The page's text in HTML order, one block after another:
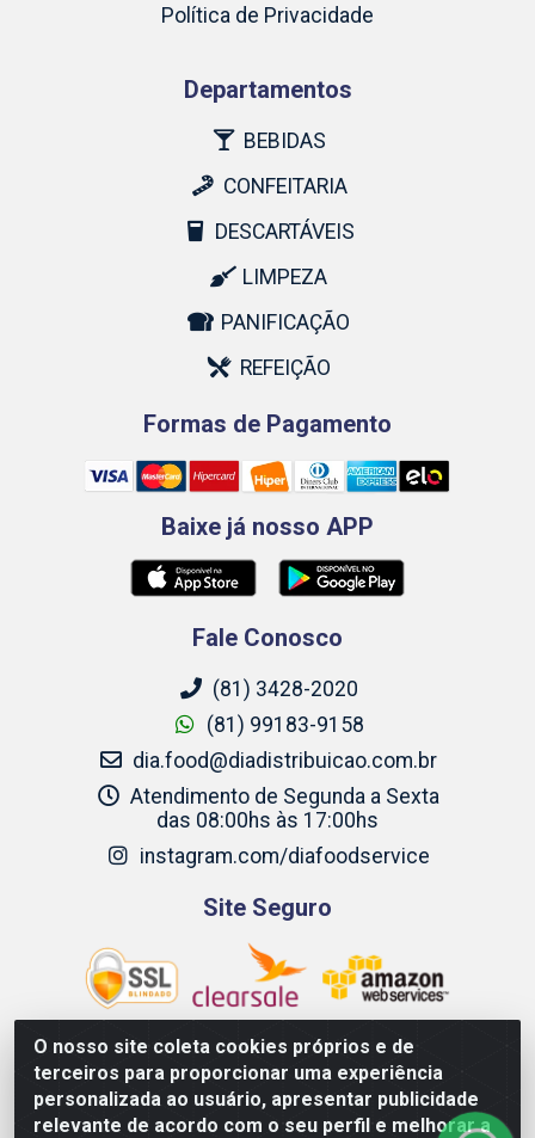
O nosso site coleta cookies próprios e de
terceiros para proporcionar uma experiência
personalizada ao usuário, apresentar publicidade
relevante de acordo com o seu perfil e melhorar a
Política de Privacidade
Departamentos
BEBIDAS
CONFEITARIA
DESCARTÁVEIS
LIMPEZA
PANIFICAÇÃO
REFEIÇÃO
Formas de Pagamento
Baixe já nosso APP
Fale Conosco
(81) 3428-2020
(81) 99183-9158
dia.food@diadistribuicao.com.br
Atendimento de Segunda a Sexta
das 08:00hs às 17:00hs
instagram.com/diafoodservice
Site Seguro
Dia Food Service - Rodovia BR 232 KM 22,5 - Moreno/PE - CEP
54800-000 - CNPJ 69.944.973/0001-85